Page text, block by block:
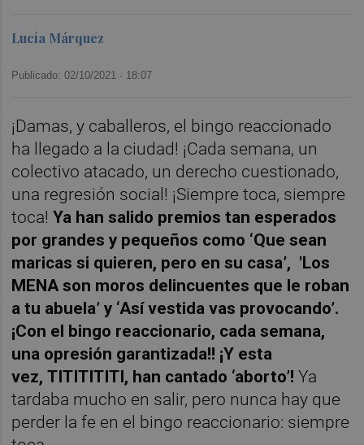
Lucía Márquez
Publicado: 02/10/2021 · 18:07
¡Damas, y caballeros, el bingo reaccionado
ha llegado a la ciudad! ¡Cada semana, un
colectivo atacado, un derecho cuestionado,
una regresión social! ¡Siempre toca, siempre
toca!Ya han salido premios tan esperados
por grandes y pequeños como ‘Que sean
maricas si quieren, pero en su casa’, 'Los
MENA son moros delincuentes que le roban
a tu abuela’ y ‘Así vestida vas provocando’.
¡Con el bingo reaccionario, cada semana,
una opresión garantizada!! ¡Y esta
vez,TITITITITI, han cantado ‘aborto’! Ya
tardaba mucho en salir, pero nunca hay que
perder la fe en el bingo reaccionario: siempre